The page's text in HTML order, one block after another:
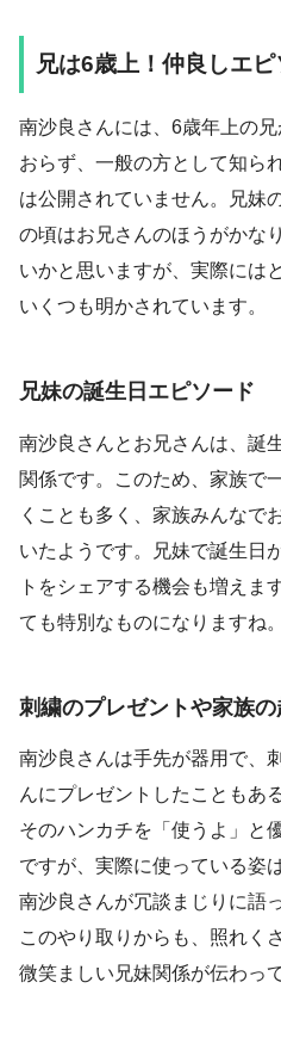
兄は6歳上！仲良しエ
南沙良さんには、6歳年上の
おらず、一般の方として知ら
は公開されていません。兄妹
の頃はお兄さんのほうがかな
いかと思いますが、実際には
いくつも明かされています。
兄妹の誕生日エピソード
南沙良さんとお兄さんは、誕
関係です。このため、家族で
くことも多く、家族みんなで
いたようです。兄妹で誕生日
トをシェアする機会も増えま
ても特別なものになりますね。
刺繍のプレゼントや家族の
南沙良さんは手先が器用で、
んにプレゼントしたこともあ
そのハンカチを「使うよ」と
ですが、実際に使っている姿
南沙良さんが冗談まじりに語
このやり取りからも、照れく
微笑ましい兄妹関係が伝わっ